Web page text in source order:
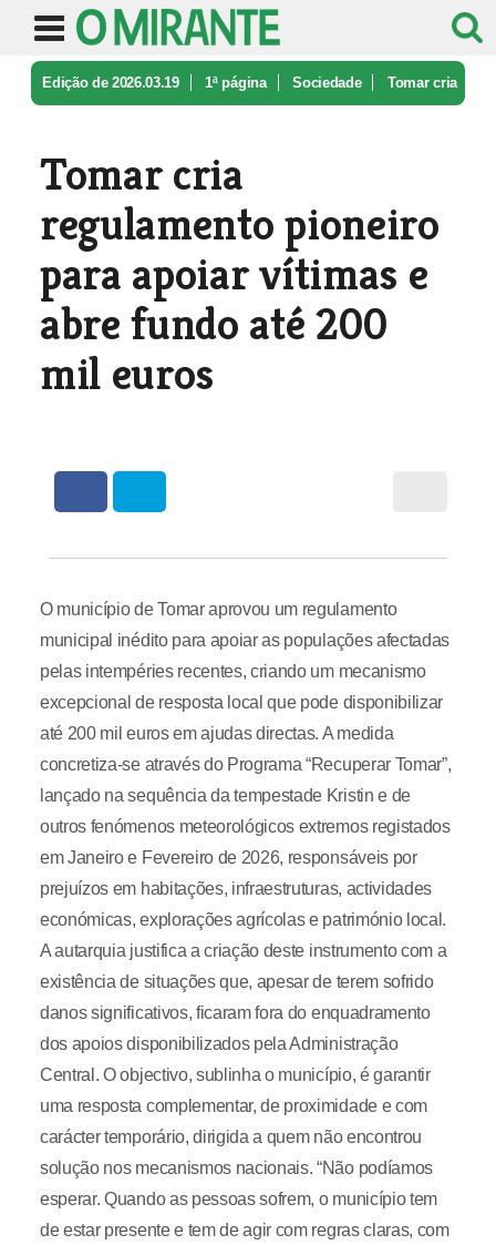
Edição de 2026.03.19 1ª página Sociedade Tomar cria
Tomar cria
regulamento pioneiro
para apoiar vítimas e
abre fundo até 200
mil euros
O município de Tomar aprovou um regulamento
municipal inédito para apoiar as populações afectadas
pelas intempéries recentes, criando um mecanismo
excepcional de resposta local que pode disponibilizar
até 200 mil euros em ajudas directas. A medida
concretiza-se através do Programa “Recuperar Tomar”,
lançado na sequência da tempestade Kristin e de
outros fenómenos meteorológicos extremos registados
em Janeiro e Fevereiro de 2026, responsáveis por
prejuízos em habitações, infraestruturas, actividades
económicas, explorações agrícolas e património local.
A autarquia justifica a criação deste instrumento com a
existência de situações que, apesar de terem sofrido
danos significativos, ficaram fora do enquadramento
dos apoios disponibilizados pela Administração
Central. O objectivo, sublinha o município, é garantir
uma resposta complementar, de proximidade e com
carácter temporário, dirigida a quem não encontrou
solução nos mecanismos nacionais. “Não podíamos
esperar. Quando as pessoas sofrem, o município tem
de estar presente e tem de agir com regras claras, com